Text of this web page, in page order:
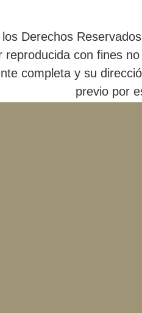
Derechos
reproducida con fines
completa y su
previo por